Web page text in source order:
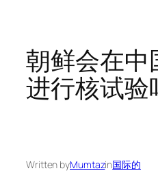
朝鲜会在中
进行核试验
Written byMumtazin国际的